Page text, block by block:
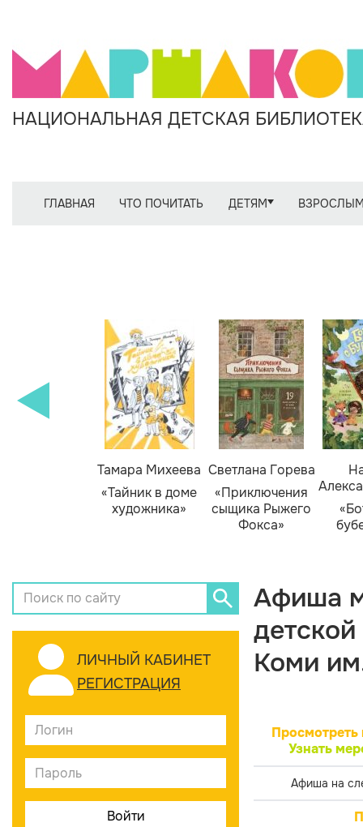
НАЦИОНАЛЬНАЯ ДЕТСКАЯ
ГЛАВНАЯ ЧТО ПОЧИТАТЬ ДЕТЯМ
Тамара Михеева
«Тайник в доме
художника»
Светлана Горева
«Приключения
сыщика Рыжего
Фокса»
ЛИЧНЫЙ КАБИНЕТ
РЕГИСТРАЦИЯ
Афиша
Коми
Просмотреть
Узнать
Афиша на